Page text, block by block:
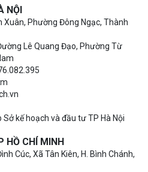
NỘI
Xuân, Phường Đông Ngạc, Thành
Lê Quang Đạo, Phường Từ
kế hoạch và đầu tư TP Hà Nội
HỒ CHÍ MINH
Cúc, Xã Tân Kiên, H. Bình Chánh,